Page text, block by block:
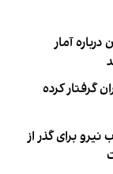
آمار
گرفتار کرده
برای گذر از